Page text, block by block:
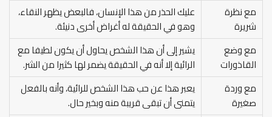
مع نظرة
شريرة
عليك الحذر من هذا الإنسان، فالبعض يظهر النقاء،
وهو في الحقيقة له أغراض أخرى دنيئة.
مع وضع
القاذورات
يشير إلى أن هذا الشخص يحاول أن يكون لطيفا مع
الرائية إلا أنه في الحقيقة يضمر لها كثيرا من الشر.
مع وردة
صغيرة
يعبر هذا عن حب هذا الشخص للرائية، وأنه بالفعل
يتمنى أن تبقى قريبة منه وبخير حال.